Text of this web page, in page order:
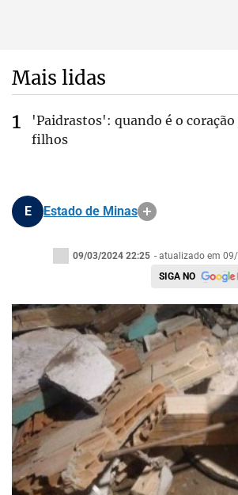
Mais lidas
'Paidrastos': quando é o
filhos
E Estado de Minas
09/03/2024 22:25 - atualizado em
SIGA NO